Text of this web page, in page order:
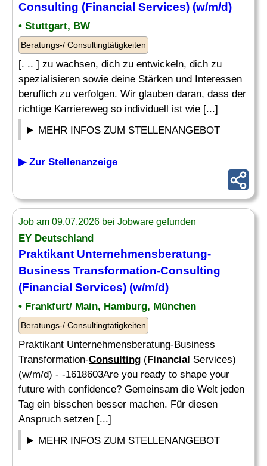
Consulting (Financial Services) (w/m/d)
• Stuttgart, BW
Beratungs-/ Consultingtätigkeiten
[. .. ] zu wachsen, dich zu entwickeln, dich zu
spezialisieren sowie deine Stärken und Interessen
beruflich zu verfolgen. Wir glauben daran, dass der
richtige Karriereweg so individuell ist wie [...]
MEHR INFOS ZUM STELLENANGEBOT
▶ Zur Stellenanzeige
Job am 09.07.2026 bei Jobware gefunden
EY Deutschland
Praktikant Unternehmensberatung-
Business Transformation-Consulting
(Financial Services) (w/m/d)
• Frankfurt/ Main, Hamburg, München
Beratungs-/ Consultingtätigkeiten
Praktikant Unternehmensberatung-Business
Transformation-Consulting (Financial Services)
(w/m/d) - -1618603Are you ready to shape your
future with confidence? Gemeinsam die Welt jeden
Tag ein bisschen besser machen. Für diesen
Anspruch setzen [...]
MEHR INFOS ZUM STELLENANGEBOT